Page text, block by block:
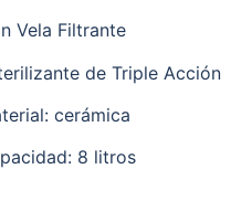
Vela Filtrante
de Triple Acción
cerámica
8 litros